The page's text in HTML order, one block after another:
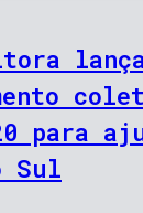
lança
para
Sul